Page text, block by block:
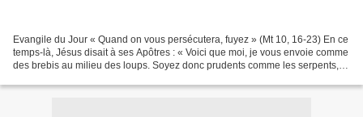
Evangile du Jour « Quand on vous persécutera, fuyez » (Mt 10, 16-23) En ce
temps-là, Jésus disait à ses Apôtres : « Voici que moi, je vous envoie comme
des brebis au milieu des loups. Soyez donc prudents comme les serpents, et